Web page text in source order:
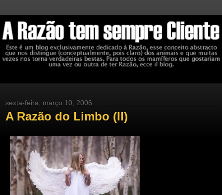
sexta-feira, março 10, 2006
A Razão do Limbo (II)